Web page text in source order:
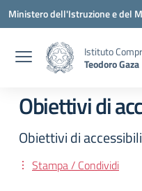
Vai ai contenuti
Vai al menu di navigazione
Vai al footer
Ministero dell'Istruzione e del
Istituto
Teodoro Gaza
Obiettivi di
Obiettivi di
Stampa / Condividi